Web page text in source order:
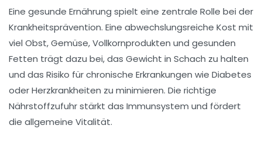
Eine gesunde Ernährung spielt eine zentrale Rolle bei der
Krankheitsprävention. Eine abwechslungsreiche Kost mit
viel Obst, Gemüse, Vollkornprodukten und gesunden
Fetten trägt dazu bei, das Gewicht in Schach zu halten
und das Risiko für chronische Erkrankungen wie Diabetes
oder Herzkrankheiten zu minimieren. Die richtige
Nährstoffzufuhr stärkt das Immunsystem und fördert
die allgemeine Vitalität.